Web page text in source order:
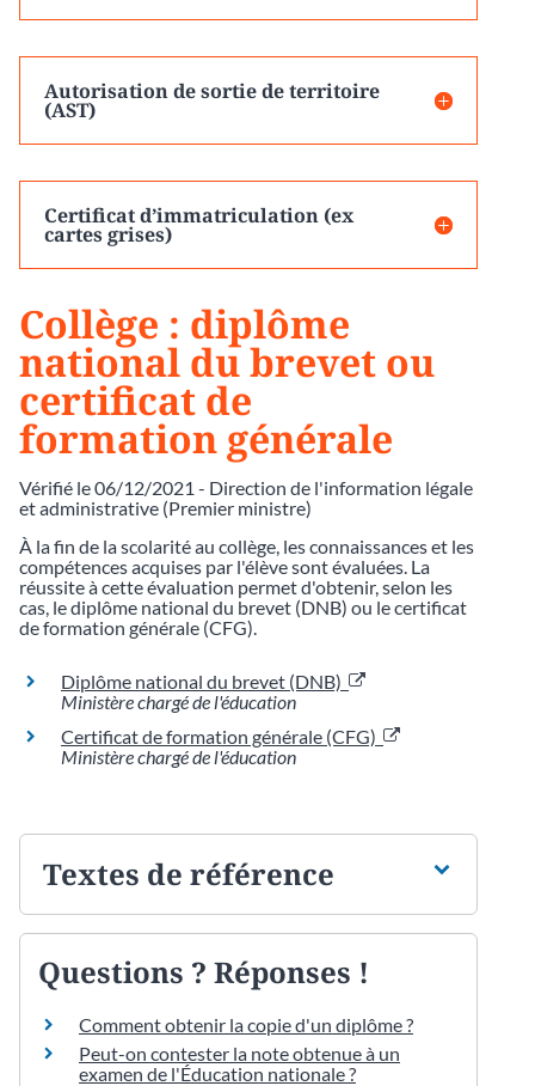
Autorisation de sortie de territoire
(AST)
Certificat d’immatriculation (ex
cartes grises)
Collège : diplôme
national du brevet ou
certificat de
formation générale
Vérifié le 06/12/2021 - Direction de l'information légale
et administrative (Premier ministre)
À la fin de la scolarité au collège, les connaissances et les
compétences acquises par l'élève sont évaluées. La
réussite à cette évaluation permet d'obtenir, selon les
cas, le diplôme national du brevet (DNB) ou le certificat
de formation générale (CFG).
Diplôme national du brevet (DNB)
Ministère chargé de l'éducation
Certificat de formation générale (CFG)
Ministère chargé de l'éducation
Textes de référence
Questions ? Réponses !
Comment obtenir la copie d'un diplôme ?
Peut-on contester la note obtenue à un
examen de l'Éducation nationale ?